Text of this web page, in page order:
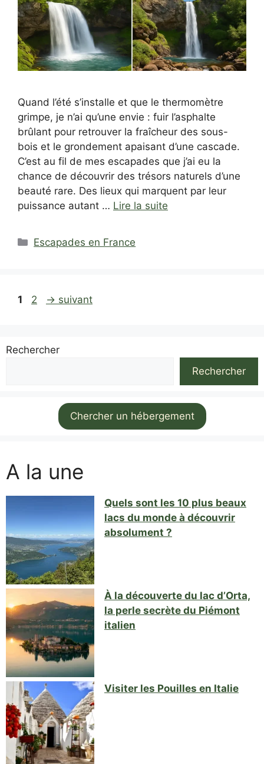
Quand l’été s’installe et que le thermomètre
grimpe, je n’ai qu’une envie : fuir l’asphalte
brûlant pour retrouver la fraîcheur des sous-
bois et le grondement apaisant d’une cascade.
C’est au fil de mes escapades que j’ai eu la
chance de découvrir des trésors naturels d’une
beauté rare. Des lieux qui marquent par leur
puissance autant … Lire la suite
Catégories
Escapades en France
Page
1 Page
2 → suivant
Rechercher
Rechercher
Chercher un hébergement
A la une
Quels sont les 10 plus beaux
lacs du monde à découvrir
absolument ?
À la découverte du lac d’Orta,
la perle secrète du Piémont
italien
Visiter les Pouilles en Italie